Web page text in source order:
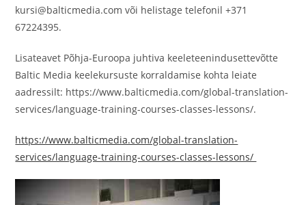
kursi@balticmedia.com või helistage telefonil +371
67224395.
Lisateavet Põhja-Euroopa juhtiva keeleteenindusettevõtte
Baltic Media keelekursuste korraldamise kohta leiate
aadressilt: https://www.balticmedia.com/global-translation-
services/language-training-courses-classes-lessons/.
https://www.balticmedia.com/global-translation-
services/language-training-courses-classes-lessons/